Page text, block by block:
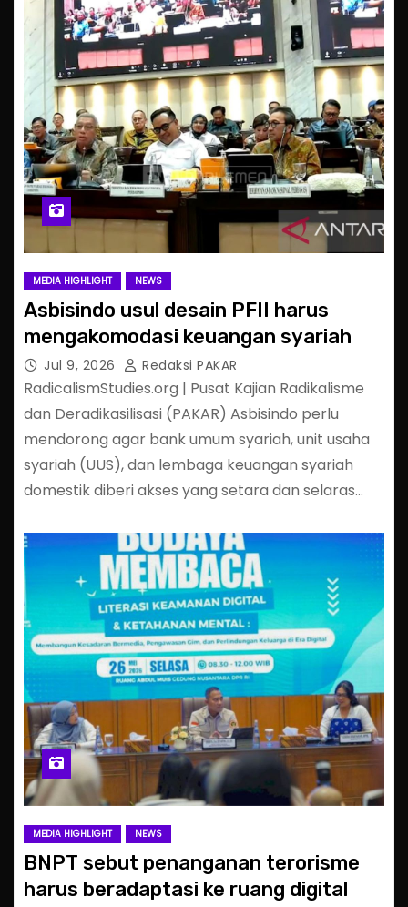
MEDIA HIGHLIGHT NEWS
Asbisindo usul desain PFII harus
mengakomodasi keuangan syariah
Jul 9, 2026 Redaksi PAKAR
RadicalismStudies.org | Pusat Kajian Radikalisme
dan Deradikasilisasi (PAKAR) Asbisindo perlu
mendorong agar bank umum syariah, unit usaha
syariah (UUS), dan lembaga keuangan syariah
domestik diberi akses yang setara dan selaras…
MEDIA HIGHLIGHT NEWS
BNPT sebut penanganan terorisme
harus beradaptasi ke ruang digital